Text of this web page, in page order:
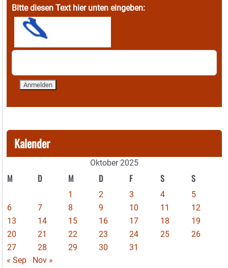
Bitte diesen Text hier unten eingeben:
Kalender
Oktober 2025
M D M D F S S
1 2 3 4
5
6
7 8 9 10 11
12
13
14 15 16 17 18
19
20
21 22 23 24 25
26
27
28 29 30
31
« Sep
Nov »